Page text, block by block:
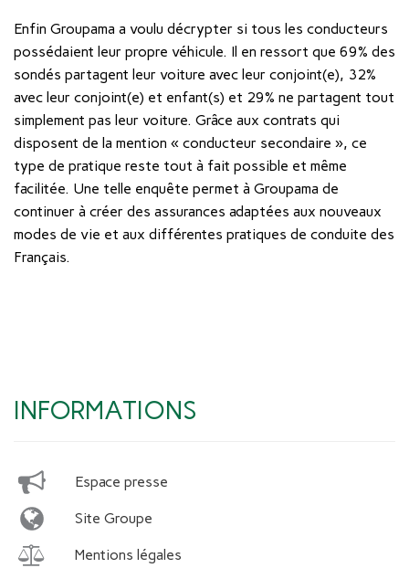
Enfin Groupama a voulu décrypter si tous les conducteurs
possédaient leur propre véhicule. Il en ressort que 69% des
sondés partagent leur voiture avec leur conjoint(e), 32%
avec leur conjoint(e) et enfant(s) et 29% ne partagent tout
simplement pas leur voiture. Grâce aux contrats qui
disposent de la mention « conducteur secondaire », ce
type de pratique reste tout à fait possible et même
facilitée. Une telle enquête permet à Groupama de
continuer à créer des assurances adaptées aux nouveaux
modes de vie et aux différentes pratiques de conduite des
Français.
INFORMATIONS
Espace presse
Site Groupe
Mentions légales